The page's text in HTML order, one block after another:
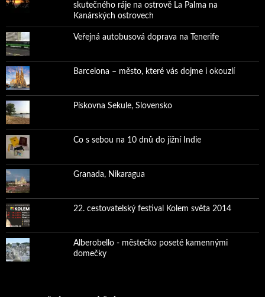
skutečného ráje na ostrově La Palma na
Kanárských ostrovech
Veřejná autobusová doprava na Tenerife
Barcelona – město, které vás dojme i okouzlí
Pískovna Sekule, Slovensko
Co s sebou na 10 dnů do jižní Indie
Granada, Nikaragua
22. cestovatelský festival Kolem světa 2014
Alberobello - městečko poseté kamennými
domečky